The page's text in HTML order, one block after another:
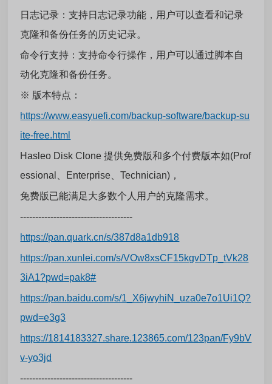
日志记录：支持日志记录功能，用户可以查看和记录
克隆和备份任务的历史记录。
命令行支持：支持命令行操作，用户可以通过脚本自
动化克隆和备份任务。
※ 版本特点：
https://www.easyuefi.com/backup-software/backup-su
ite-free.html
Hasleo Disk Clone 提供免费版和多个付费版本如(Prof
essional、Enterprise、Technician)，
免费版已能满足大多数个人用户的克隆需求。
-------------------------------------
https://pan.quark.cn/s/387d8a1db918
https://pan.xunlei.com/s/VOw8xsCF15kgvDTp_tVk28
3iA1?pwd=pak8#
https://pan.baidu.com/s/1_X6jwyhiN_uza0e7o1Ui1Q?
pwd=e3g3
https://1814183327.share.123865.com/123pan/Fy9bV
v-yo3jd
-------------------------------------